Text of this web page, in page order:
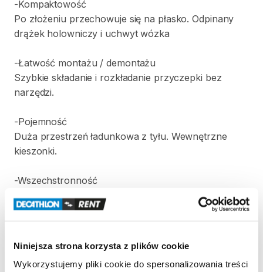
Niniejsza strona korzysta z plików cookie
Wykorzystujemy pliki cookie do spersonalizowania treści
-Kompaktowość
Po złożeniu przechowuje się na płasko. Odpinany
drążek holowniczy i uchwyt wózka
-Łatwość montażu ​/​ demontażu
Szybkie składanie i rozkładanie przyczepki bez
narzędzi.
-Pojemność
Duża przestrzeń ładunkowa z tyłu. Wewnętrzne
kieszonki.
-Wszechstronność
Przyłączana do roweru przekształcana
wózek.
Zderzak